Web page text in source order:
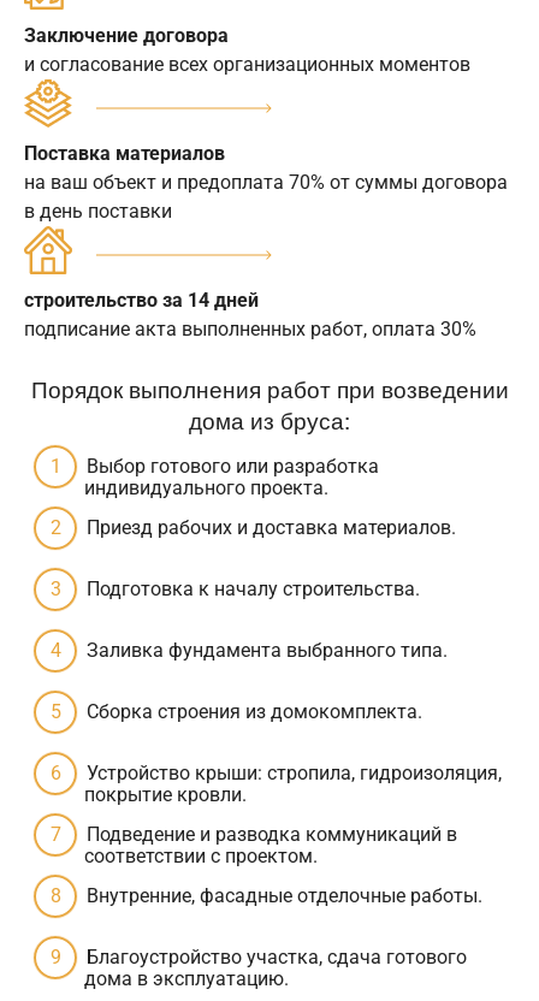
Заключение договора
и согласование всех организационных моментов
Поставка материалов
на ваш объект и предоплата 70% от суммы договора
в день поставки
строительство за 14 дней
подписание акта выполненных работ, оплата 30%
Порядок выполнения работ при возведении
дома из бруса:
Выбор готового или разработка
индивидуального проекта.
Приезд рабочих и доставка материалов.
Подготовка к началу строительства.
Заливка фундамента выбранного типа.
Сборка строения из домокомплекта.
Устройство крыши: стропила, гидроизоляция,
покрытие кровли.
Подведение и разводка коммуникаций в
соответствии с проектом.
Внутренние, фасадные отделочные работы.
Благоустройство участка, сдача готового
дома в эксплуатацию.